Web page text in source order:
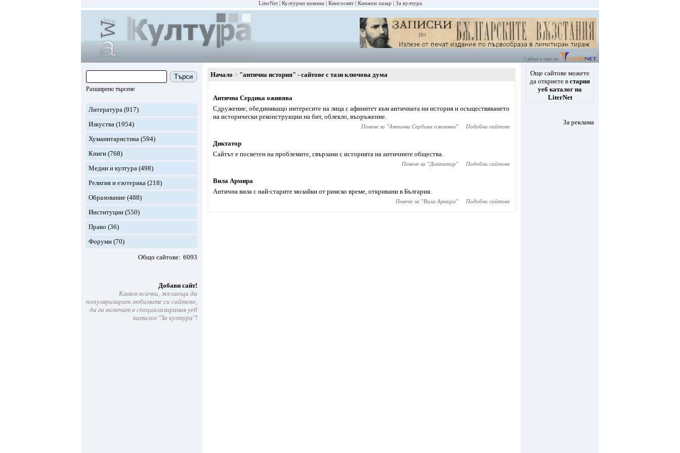
LiterNet Културни новини Книгосвят Книжен пазар За култура
Сайтът е част от
Търси
Разширено търсене
Литература (917)
Изкуства (1954)
Хуманитаристика (594)
Книги (768)
Медии и култура (498)
Религия и езотерика (218)
Образование (488)
Институции (550)
Право (36)
Форуми (70)
Общо сайтове 6093
Добави сайт!
Каним всички, желаещи да
популяризират любимите си сайтове,
да ги включат в специализирания уеб
каталог "За култура"!
Начало "антична история" - сайтове с тази ключова дума
Антична Сердика оживява
Сдружение, обединяващо интересите на лица с афинитет към античната ни история и осъществяването
на исторически реконструкции на бит, облекло, въоръжение.
Повече за "Антична Сердика оживява" Подобни сайтове
Диктатор
Сайтът е посветен на проблемите, свързани с историята на античните общества.
Повече за "Диктатор" Подобни сайтове
Вила Армира
Антична вила с най-старите мозайки от римско време, откривани в България.
Повече за "Вила Армира" Подобни сайтове
Още сайтове можете
да откриете в стария
уеб каталог на
LiterNet
За реклама